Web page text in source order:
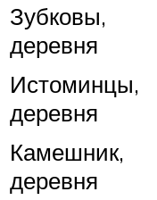
Зубковы,
деревня
Истоминцы,
деревня
Камешник,
деревня